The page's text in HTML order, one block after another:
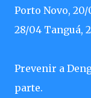
Porto Novo, 20/
28/04 Tanguá,
Prevenir a
parte.